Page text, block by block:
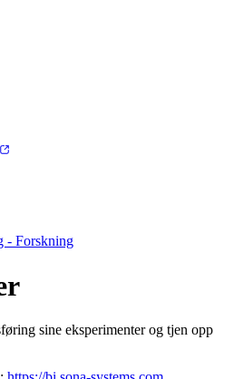
- Forskning
sine eksperimenter og tjen opp